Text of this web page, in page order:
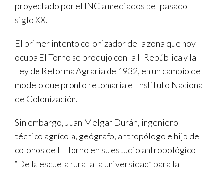
proyectado por el INC a mediados del pasado
siglo XX.
El primer intento colonizador de la zona que hoy
ocupa El Torno se produjo con la II República y la
Ley de Reforma Agraria de 1932, en un cambio de
modelo que pronto retomaría el Instituto Nacional
de Colonización.
Sin embargo, Juan Melgar Durán, ingeniero
técnico agrícola, geógrafo, antropólogo e hijo de
colonos de El Torno en su estudio antropológico
“De la escuela rural a la universidad” para la